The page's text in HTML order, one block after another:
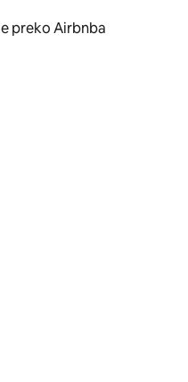
preko Airbnba